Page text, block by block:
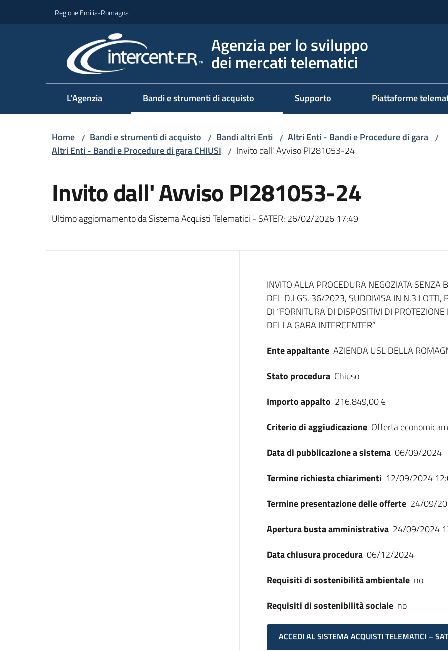
Regione Emilia-Romagna
Agenzia per lo sviluppo
dei mercati telematici
L'Agenzia Bandi e strumenti di acquisto Supporto Piattaforme
Home / Bandi e strumenti di acquisto / Bandi altri Enti / Altri Enti - Bandi e Procedure di gara /
Altri Enti - Bandi e Procedure di gara CHIUSI / Invito dall' Avviso PI281053-24
Invito dall' Avviso PI281053-24
Ultimo aggiornamento da Sistema Acquisti Telematici - SATER: 26/02/2026 17:49
Dati del bando
INVITO ALLA PROCEDURA NEGOZIATA SENZA
DEL D.LGS. 36/2023, SUDDIVISA IN N.3 LOTTI,
DI “FORNITURA DI DISPOSITIVI DI
DELLA GARA INTERCENTER”
Ente appaltante AZIENDA USL DELLA
Stato procedura Chiuso
Importo appalto 216.849,00 €
Criterio di aggiudicazione Offerta
Data di pubblicazione a sistema 06/09/2024
Termine richiesta chiarimenti 12/09/2024
Termine presentazione delle offerte 24/09/
Apertura busta amministrativa 24/09/2024
Data chiusura procedura 06/12/2024
Requisiti di sostenibilità ambientale no
Requisiti di sostenibilità sociale no
ACCEDI AL SISTEMA ACQUISTI TELEMATICI –